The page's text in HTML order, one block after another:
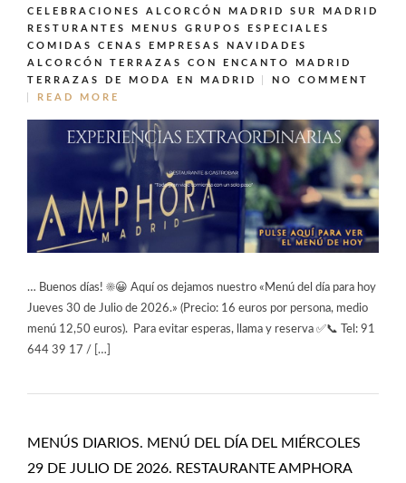
CELEBRACIONES ALCORCÓN MADRID SUR MADRID
RESTURANTES MENUS GRUPOS ESPECIALES
COMIDAS CENAS EMPRESAS NAVIDADES
ALCORCÓN
TERRAZAS CON ENCANTO MADRID
TERRAZAS DE MODA EN MADRID
NO COMMENT
READ MORE
… Buenos días! ☀️😀 Aquí os dejamos nuestro «Menú del día para hoy
Jueves 30 de Julio de 2026.» (Precio: 16 euros por persona, medio
menú 12,50 euros). Para evitar esperas, llama y reserva ✅📞 Tel: 91
644 39 17 / […]
MENÚS DIARIOS. MENÚ DEL DÍA DEL MIÉRCOLES
29 DE JULIO DE 2026. RESTAURANTE AMPHORA